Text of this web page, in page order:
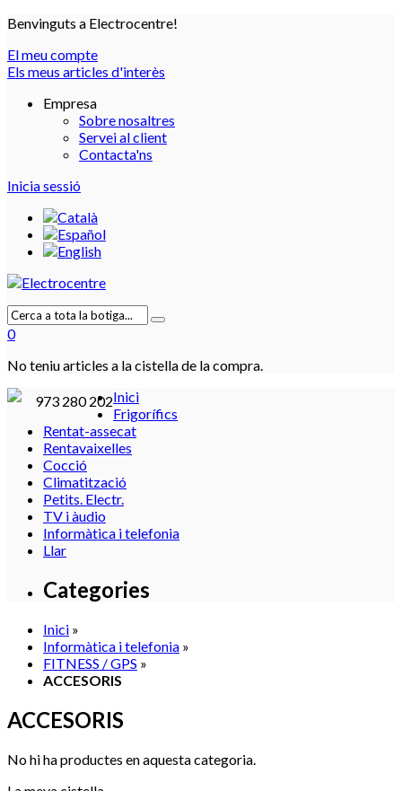
Benvinguts a Electrocentre!
El meu compte
Els meus articles d'interès
Empresa
Sobre nosaltres
Servei al client
Contacta'ns
Inicia sessió
0
No teniu articles a la cistella de la compra.
973 280 202Inici
Frigorífics
Rentat-assecat
Rentavaixelles
Cocció
Climatització
Petits. Electr.
TV i àudio
Informàtica i telefonia
Llar
Categories
Inici »
Informàtica i telefonia »
FITNESS / GPS »
ACCESORIS
ACCESORIS
No hi ha productes en aquesta categoria.